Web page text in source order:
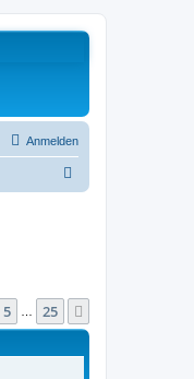
Anmelden
5 25